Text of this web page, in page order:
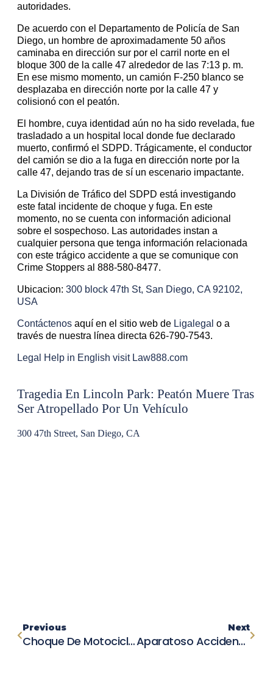
autoridades.
De acuerdo con el Departamento de Policía de San
Diego, un hombre de aproximadamente 50 años
caminaba en dirección sur por el carril norte en el
bloque 300 de la calle 47 alrededor de las 7:13 p. m.
En ese mismo momento, un camión F-250 blanco se
desplazaba en dirección norte por la calle 47 y
colisionó con el peatón.
El hombre, cuya identidad aún no ha sido revelada, fue
trasladado a un hospital local donde fue declarado
muerto, confirmó el SDPD. Trágicamente, el conductor
del camión se dio a la fuga en dirección norte por la
calle 47, dejando tras de sí un escenario impactante.
La División de Tráfico del SDPD está investigando
este fatal incidente de choque y fuga. En este
momento, no se cuenta con información adicional
sobre el sospechoso. Las autoridades instan a
cualquier persona que tenga información relacionada
con este trágico accidente a que se comunique con
Crime Stoppers al 888-580-8477.
Ubicacion: 300 block 47th St, San Diego, CA 92102,
USA
Contáctenos aquí en el sitio web de Ligalegal o a
través de nuestra línea directa 626-790-7543.
Legal Help in English visit Law888.com
Tragedia En Lincoln Park: Peatón Muere Tras
Ser Atropellado Por Un Vehículo
300 47th Street, San Diego, CA
Previous
Choque De Motocicletas En Rosedale: Un Vehículo Arde En Llamas En La Carretera
Next
Aparatoso Accidente En Summit Valley Road: Tres Vehículos Involucrados, Afortunadamente, Solo Lesiones Menores